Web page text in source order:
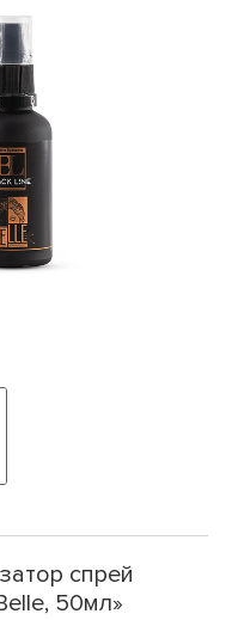
спрей
50мл»